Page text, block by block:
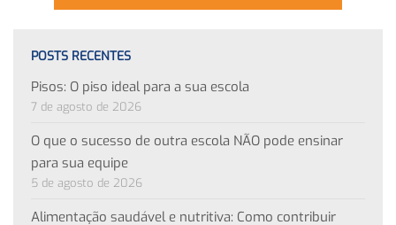
POSTS RECENTES
Pisos: O piso ideal para a sua escola
7 de agosto de 2026
O que o sucesso de outra escola NÃO pode ensinar
para sua equipe
5 de agosto de 2026
Alimentação saudável e nutritiva: Como contribuir